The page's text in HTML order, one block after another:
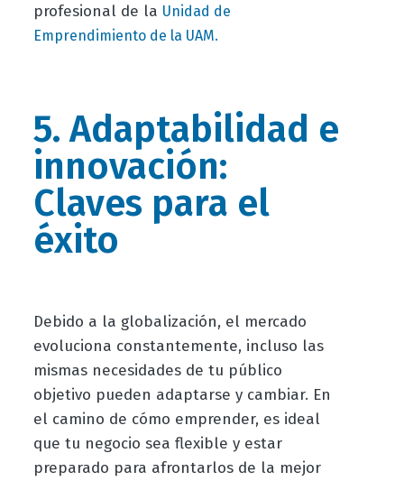
profesional de la Unidad de
Emprendimiento de la UAM.
5. Adaptabilidad e
innovación:
Claves para el
éxito
Debido a la globalización, el mercado
evoluciona constantemente, incluso las
mismas necesidades de tu público
objetivo pueden adaptarse y cambiar. En
el camino de cómo emprender, es ideal
que tu negocio sea flexible y estar
preparado para afrontarlos de la mejor